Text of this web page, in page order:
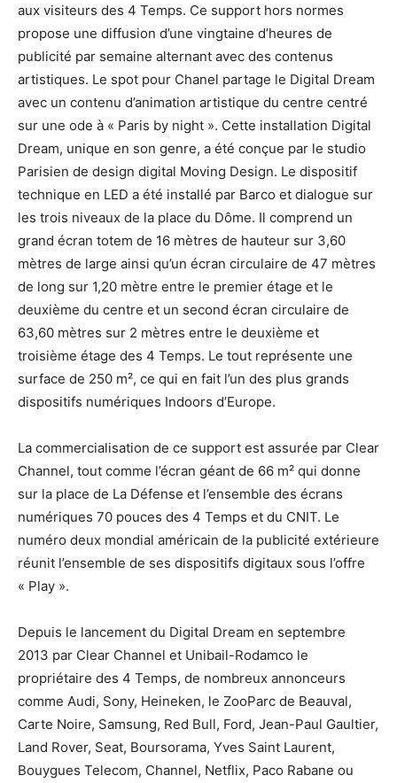
aux visiteurs des 4 Temps. Ce support hors normes
propose une diffusion d’une vingtaine d’heures de
publicité par semaine alternant avec des contenus
artistiques. Le spot pour Chanel partage le Digital Dream
avec un contenu d’animation artistique du centre centré
sur une ode à « Paris by night ». Cette installation Digital
Dream, unique en son genre, a été conçue par le studio
Parisien de design digital Moving Design. Le dispositif
technique en LED a été installé par Barco et dialogue sur
les trois niveaux de la place du Dôme. Il comprend un
grand écran totem de 16 mètres de hauteur sur 3,60
mètres de large ainsi qu’un écran circulaire de 47 mètres
de long sur 1,20 mètre entre le premier étage et le
deuxième du centre et un second écran circulaire de
63,60 mètres sur 2 mètres entre le deuxième et
troisième étage des 4 Temps. Le tout représente une
surface de 250 m², ce qui en fait l’un des plus grands
dispositifs numériques Indoors d’Europe.
La commercialisation de ce support est assurée par Clear
Channel, tout comme l’écran géant de 66 m² qui donne
sur la place de La Défense et l’ensemble des écrans
numériques 70 pouces des 4 Temps et du CNIT. Le
numéro deux mondial américain de la publicité extérieure
réunit l’ensemble de ses dispositifs digitaux sous l’offre
« Play ».
Depuis le lancement du Digital Dream en septembre
2013 par Clear Channel et Unibail-Rodamco le
propriétaire des 4 Temps, de nombreux annonceurs
comme Audi, Sony, Heineken, le ZooParc de Beauval,
Carte Noire, Samsung, Red Bull, Ford, Jean-Paul Gaultier,
Land Rover, Seat, Boursorama, Yves Saint Laurent,
Bouygues Telecom, Channel, Netflix, Paco Rabane ou